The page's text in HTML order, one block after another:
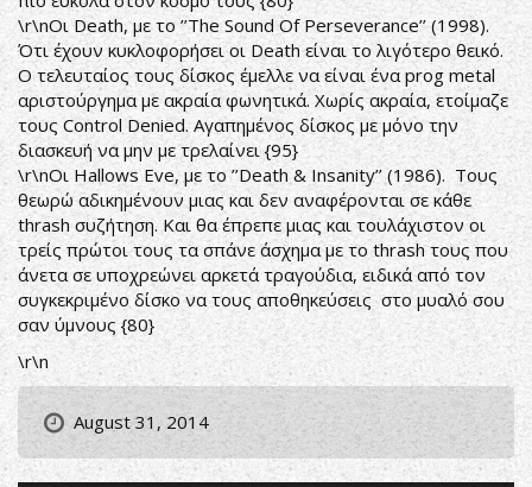
\r\nΟι Death, με το ’’The Sound Of Perseverance’’ (1998).
Ότι έχουν κυκλοφορήσει οι Death είναι το λιγότερο θεικό.
O τελευταίος τους δίσκος έμελλε να είναι ένα prog metal
αριστούργημα με ακραία φωνητικά. Χωρίς ακραία, ετοίμαζε
τους Control Denied. Αγαπημένος δίσκος με μόνο την
διασκευή να μην με τρελαίνει {95}
\r\nΟι Hallows Eve, με το ’’Death & Insanity’’ (1986). Τους
θεωρώ αδικημένουν μιας και δεν αναφέρονται σε κάθε
thrash συζήτηση. Και θα έπρεπε μιας και τουλάχιστον οι
τρείς πρώτοι τους τα σπάνε άσχημα με το thrash τους που
άνετα σε υποχρεώνει αρκετά τραγούδια, ειδικά από τον
συγκεκριμένο δίσκο να τους αποθηκεύσεις στο μυαλό σου
σαν ύμνους {80}
\r\n
August 31, 2014